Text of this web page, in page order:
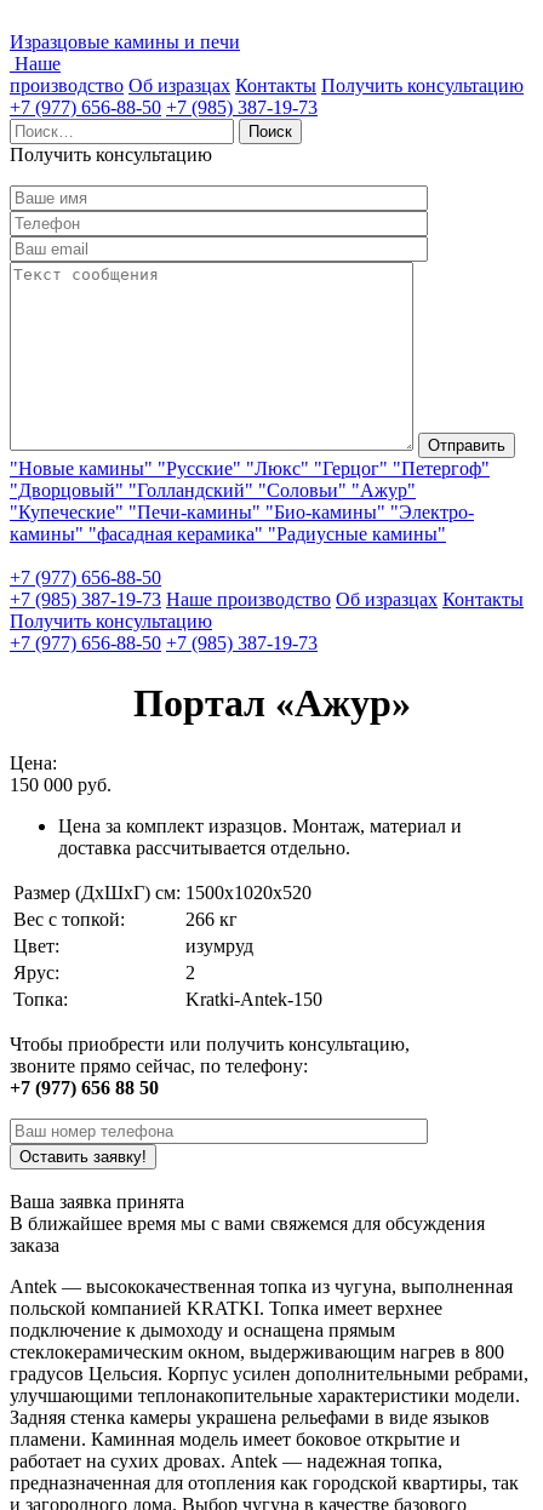
Изразцовые камины и печи
Наше
производство Об изразцах Контакты Получить консультацию
+7 (977) 656-88-50 +7 (985) 387-19-73
Найти:
Получить консультацию
"Новые камины" "Русские" "Люкс" "Герцог" "Петергоф"
"Дворцовый" "Голландский" "Соловьи" "Ажур"
"Купеческие" "Печи-камины" "Био-камины" "Электро-
камины" "фасадная керамика" "Радиусные камины"
+7 (977) 656-88-50
+7 (985) 387-19-73 Наше производство Об изразцах Контакты
Получить консультацию
+7 (977) 656-88-50 +7 (985) 387-19-73
Портал «Ажур»
Цена:
150 000 руб.
Цена за комплект изразцов. Монтаж, материал и
доставка рассчитывается отдельно.
Размер (ДхШхГ) см: 1500х1020х520
Вес с топкой:
266 кг
Цвет:
изумруд
Ярус:
2
Топка:
Kratki-Antek-150
Чтобы приобрести или получить консультацию,
звоните прямо сейчас, по телефону:
+7 (977) 656 88 50
Ваша заявка принята
В ближайшее время мы с вами свяжемся для обсуждения
заказа
Antek — высококачественная топка из чугуна, выполненная
польской компанией KRATKI. Топка имеет верхнее
подключение к дымоходу и оснащена прямым
стеклокерамическим окном, выдерживающим нагрев в 800
градусов Цельсия. Корпус усилен дополнительными ребрами,
улучшающими теплонакопительные характеристики модели.
Задняя стенка камеры украшена рельефами в виде языков
пламени. Каминная модель имеет боковое открытие и
работает на сухих дровах. Antek — надежная топка,
предназначенная для отопления как городской квартиры, так
и загородного дома. Выбор чугуна в качестве базового